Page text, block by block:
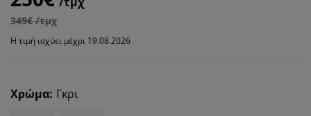
349€ /τμχ
Η τιμή ισχύει μέχρι 19.08.2026
Χρώμα: Γκρι